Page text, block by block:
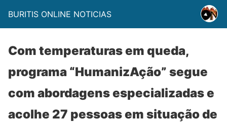
BURITIS ONLINE NOTICIAS
Com temperaturas em queda,
programa “HumanizAção” segue
com abordagens especializadas e
acolhe 27 pessoas em situação de